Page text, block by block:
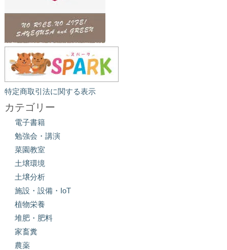
特定商取引法に関する表示
カテゴリー
電子書籍
勉強会・講演
菜園教室
土壌環境
土壌分析
施設・設備・IoT
植物栄養
堆肥・肥料
家畜糞
農薬